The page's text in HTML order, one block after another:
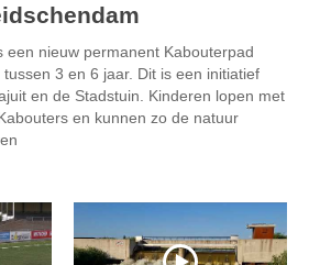
een nieuw permanent Kabouterpad
3 en 6 jaar. Dit is een initiatief
en de Stadstuin. Kinderen lopen met
en kunnen zo de natuur